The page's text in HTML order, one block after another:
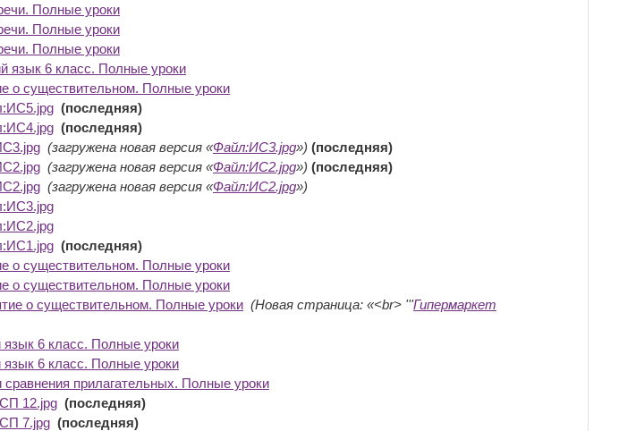
Полные уроки
Полные уроки
Полные уроки
язык 6 класс. Полные уроки
о существительном. Полные уроки
(последняя)
(последняя)
(загружена новая версия «Файл:ИС3.jpg») (последняя)
(загружена новая версия «Файл:ИС2.jpg») (последняя)
(загружена новая версия «Файл:ИС2.jpg»)
(последняя)
о существительном. Полные уроки
о существительном. Полные уроки
о существительном. Полные уроки (Новая страница: «<br> '''Гипермаркет
язык 6 класс. Полные уроки
язык 6 класс. Полные уроки
сравнения прилагательных. Полные уроки
12.jpg (последняя)
7.jpg (последняя)